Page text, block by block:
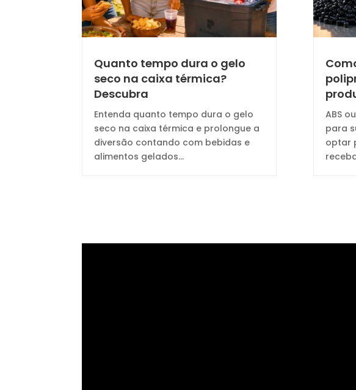
Quanto tempo dura o gelo
seco na caixa térmica?
Descubra
Entenda quanto tempo dura o gelo
seco na caixa térmica e prolongue a
diversão contando com bebidas e
alimentos gelados...
ABS
para
optar